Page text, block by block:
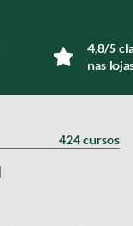
4,8/5
nas
424 cursos